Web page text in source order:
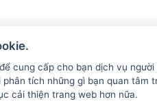
Národní pedagogický
cung cấp cho bạn dịch vụ
tích những gì bạn quan tâm
cải thiện trang web hơn nữa.